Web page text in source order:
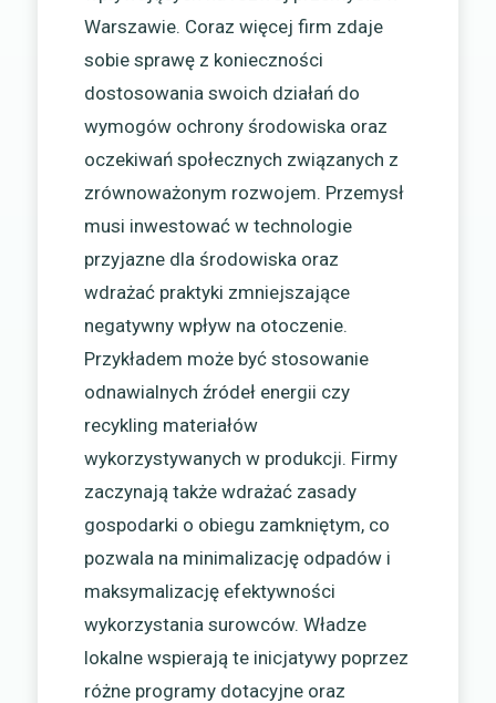
Warszawie. Coraz więcej firm zdaje
sobie sprawę z konieczności
dostosowania swoich działań do
wymogów ochrony środowiska oraz
oczekiwań społecznych związanych z
zrównoważonym rozwojem. Przemysł
musi inwestować w technologie
przyjazne dla środowiska oraz
wdrażać praktyki zmniejszające
negatywny wpływ na otoczenie.
Przykładem może być stosowanie
odnawialnych źródeł energii czy
recykling materiałów
wykorzystywanych w produkcji. Firmy
zaczynają także wdrażać zasady
gospodarki o obiegu zamkniętym, co
pozwala na minimalizację odpadów i
maksymalizację efektywności
wykorzystania surowców. Władze
lokalne wspierają te inicjatywy poprzez
różne programy dotacyjne oraz